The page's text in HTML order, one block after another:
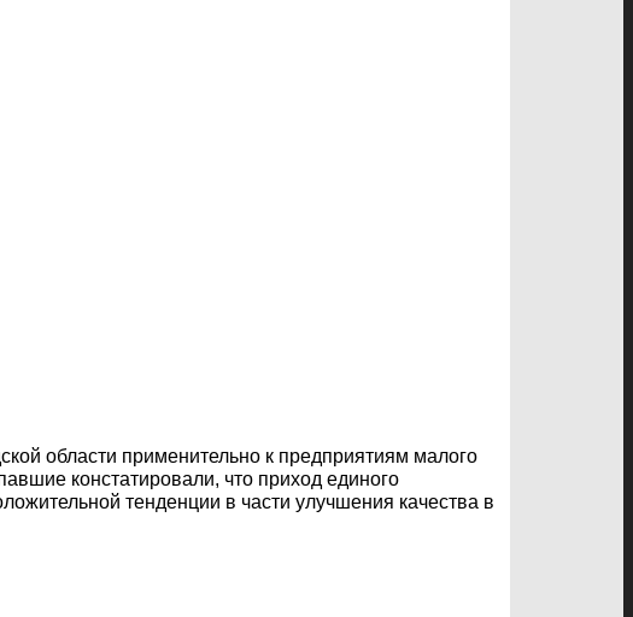
области применительно к предприятиям малого
констатировали, что приход единого
тенденции в части улучшения качества в